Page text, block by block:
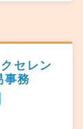
セレン
事務